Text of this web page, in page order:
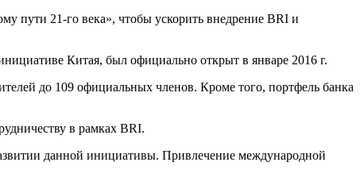
пути 21-го века», чтобы ускорить внедрение BRI и
Китая, был официально открыт в январе 2016 г.
до 109 официальных членов. Кроме того, портфель банка
в рамках BRI.
данной инициативы. Привлечение международной